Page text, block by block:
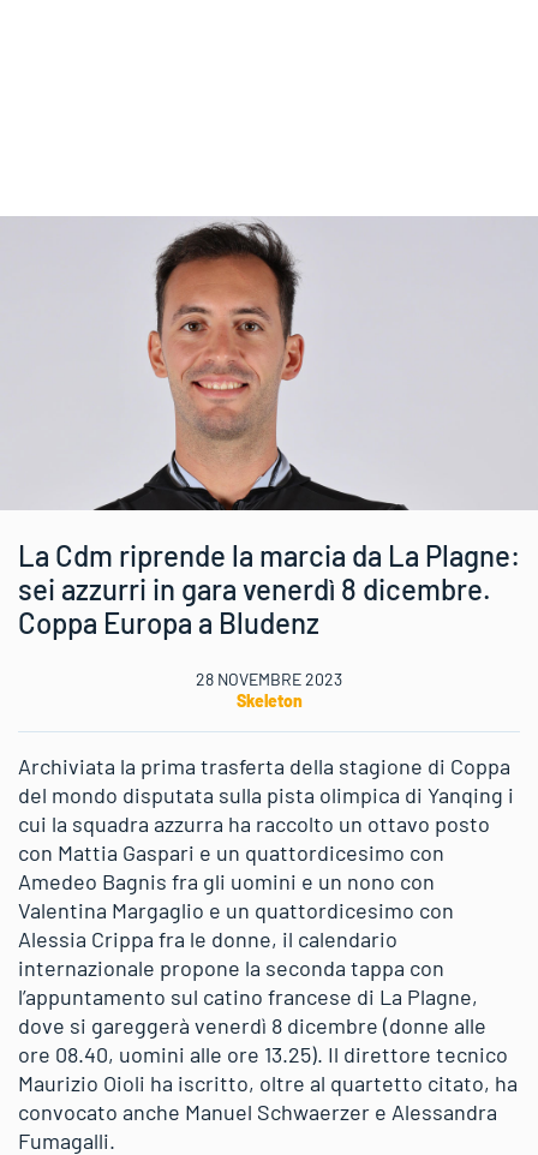
La Cdm riprende la marcia da La Plagne:
sei azzurri in gara venerdì 8 dicembre.
Coppa Europa a Bludenz
28 NOVEMBRE 2023
Skeleton
Archiviata la prima trasferta della stagione di Coppa
del mondo disputata sulla pista olimpica di Yanqing i
cui la squadra azzurra ha raccolto un ottavo posto
con Mattia Gaspari e un quattordicesimo con
Amedeo Bagnis fra gli uomini e un nono con
Valentina Margaglio e un quattordicesimo con
Alessia Crippa fra le donne, il calendario
internazionale propone la seconda tappa con
l’appuntamento sul catino francese di La Plagne,
dove si gareggerà venerdì 8 dicembre (donne alle
ore 08.40, uomini alle ore 13.25). Il direttore tecnico
Maurizio Oioli ha iscritto, oltre al quartetto citato, ha
convocato anche Manuel Schwaerzer e Alessandra
Fumagalli.